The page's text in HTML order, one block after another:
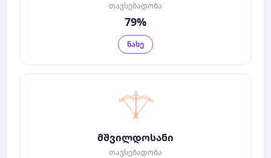
თავსებადობა
79%
ნახე
მშვილდოსანი
თავსებადობა